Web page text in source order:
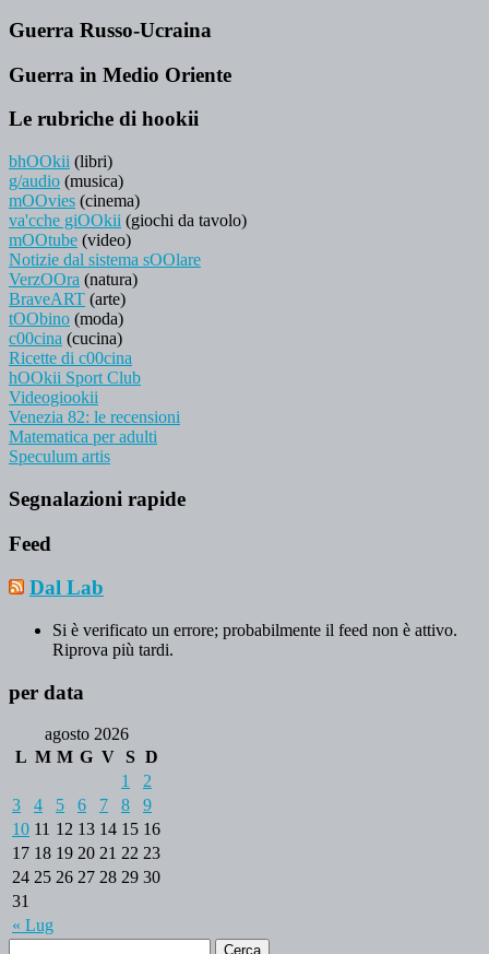
Guerra Russo-Ucraina
Guerra in Medio Oriente
Le rubriche di hookii
bhOOkii (libri)
g/audio (musica)
mOOvies (cinema)
va'cche giOOkii (giochi da tavolo)
mOOtube (video)
Notizie dal sistema sOOlare
VerzOOra (natura)
BraveART (arte)
tOObino (moda)
c00cina (cucina)
Ricette di c00cina
hOOkii Sport Club
Videogiookii
Venezia 82: le recensioni
Matematica per adulti
Speculum artis
Segnalazioni rapide
Feed
Dal Lab
Si è verificato un errore; probabilmente il feed non è attivo.
Riprova più tardi.
per data
agosto 2026
L M M G V S D
« Lug
1
2
3
4 5 6 7 8
9
10 11 12 13 14 15 16
17 18 19 20 21 22 23
24 25 26 27 28 29 30
31